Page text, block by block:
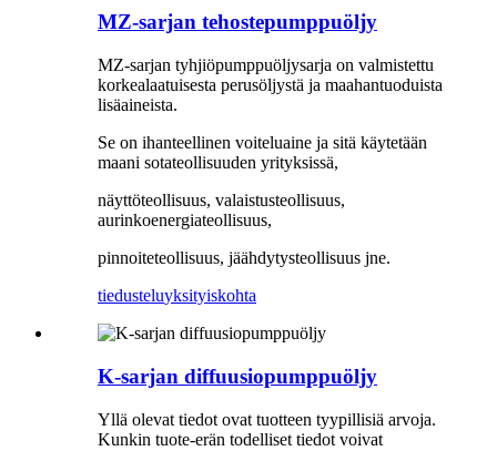
MZ-sarjan tehostepumppuöljy
MZ-sarjan tyhjiöpumppuöljysarja on valmistettu
korkealaatuisesta perusöljystä ja maahantuoduista
lisäaineista.
Se on ihanteellinen voiteluaine ja sitä käytetään
maani sotateollisuuden yrityksissä,
näyttöteollisuus, valaistusteollisuus,
aurinkoenergiateollisuus,
pinnoiteteollisuus, jäähdytysteollisuus jne.
tiedusteluyksityiskohta
K-sarjan diffuusiopumppuöljy
Yllä olevat tiedot ovat tuotteen tyypillisiä arvoja.
Kunkin tuote-erän todelliset tiedot voivat